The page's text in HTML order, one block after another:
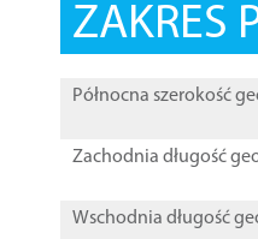
ZAKRES
Północna szerokość
Zachodnia długość
Wschodnia długość